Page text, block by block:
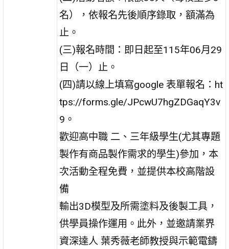
名），依報名先後順序錄取，額滿為
止。
(三)報名時間：即日起至115年06月29
日（一）止。
(四)請以線上填寫google 表單報名：ht
tps://forms.gle/JPcwU7hgZDGaqY3v
9。
歡迎高中職 二、三年級學生(尤其專題
製作有商品製作需求的學生)參加，本
次活動全程免費，並提供本校高階設
備
輸出3D模型及所需塗料及後製工具，
供學員操作運用。此外，並邀請業界
資深達人 葉秀薇老師教授與示範電鑄